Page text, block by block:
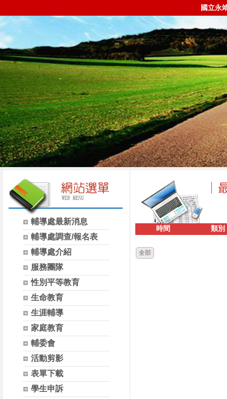
國立永
輔導處最新消息
輔導處調查/報名表
輔導處介紹
服務團隊
性別平等教育
生命教育
生涯輔導
家庭教育
輔委會
活動剪影
表單下載
學生申訴
時間 類別
全部